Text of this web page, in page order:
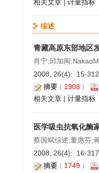
相关文章 计量指标
综述
青藏高原东部地区
肖宁;邱加闽
2008, 26(4): 15-
摘要 ( 1908 )
相关文章 | 计量指标
医学吸虫抗氧化酶
蔡国斌综述;董惠芬;
2008, 26(4): 16-
摘要 ( 1749 )